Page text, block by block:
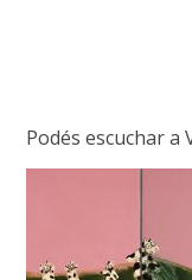
Podés escuchar a